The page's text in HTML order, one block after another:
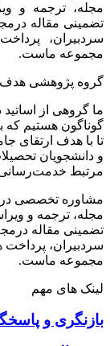
مجله، ترجمه و
تضمینی مقاله
سردبیران،
مجموعه ماست.
گروه پژوهشی هدف
ما گروهی از
گوناگون هستیم که
تا با هدف ارتقای
و دانشجویان
مرتبط خدمت‌رسانی
مشاوره تخصصی در
مجله، ترجمه و
تضمینی مقاله
سردبیران، پرداخت
مجموعه ماست.
لینک های مهم
بازنگری و